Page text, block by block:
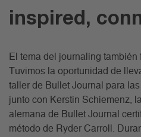
inspired,
El tema del journaling también
Tuvimos la oportunidad de
taller de Bullet Journal para
junto con Kerstin Schiemenz,
alemana de Bullet Journal
método de Ryder Carroll.